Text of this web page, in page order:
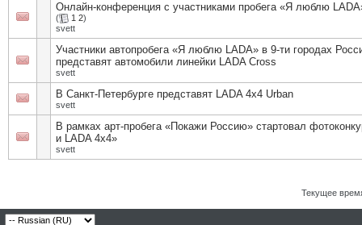
Онлайн-конференция с участниками пробега «Я люблю
( 1 2)
svett
Участники автопробега «Я люблю LADA» в 9-ти городах
представят автомобили линейки LADA Cross
svett
В Санкт-Петербурге представят LADA 4x4 Urban
svett
В рамках арт-пробега «Покажи Россию» стартовал
и LADA 4х4»
svett
Текущее